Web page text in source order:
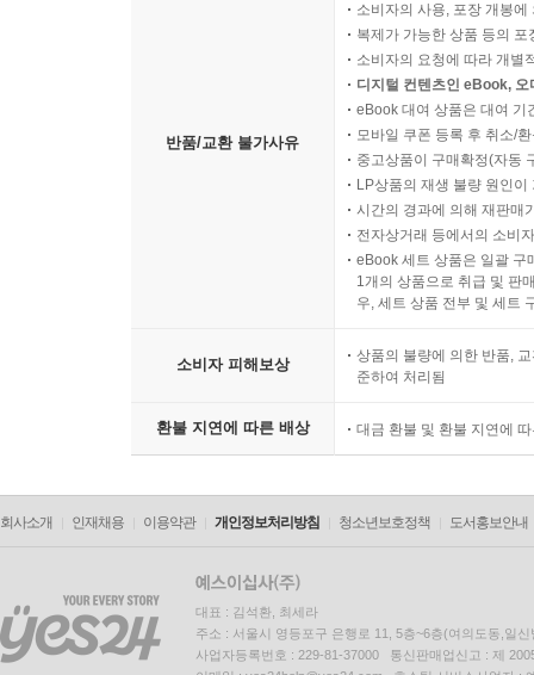
반품/교환 불가사유
소비자의 사용, 포장 개봉
복제가 가능한 상품 등의
소비자의 요청에 따라 개별
디지털 컨텐츠인 eBook,
eBook 대여 상품은 대여 기
모바일 쿠폰 등록 후 취소/
중고상품이 구매확정(자동
LP상품의 재생 불량 원인
시간의 경과에 의해 재판매
전자상거래 등에서의 소비
eBook 세트 상품은 일괄 구
1개의 상품으로 취급 및 판
우, 세트 상품 전부 및 세트
소비자 피해보상
상품의 불량에 의한 반품,
준하여 처리됨
환불 지연에 따른 배상 대금 환불 및 환불 지연에
회사소개 인재채용 이용약관 개인정보처리방침 청소년보호정책 도서홍보안내
대표 : 김석환, 최세라
주소 : 서울시 영등포구 은행로 11, 5층~6층(여의도동,일신
사업자등록번호 : 229-81-37000 통신판매업신고 : 제